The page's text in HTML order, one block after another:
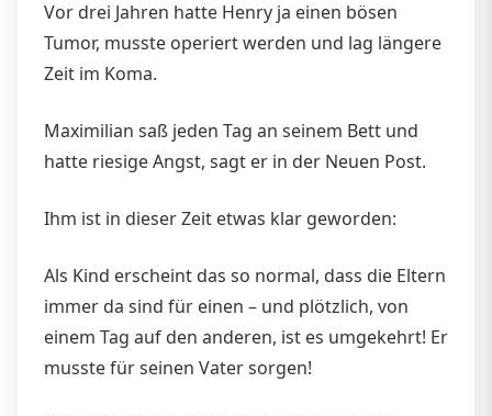
Vor drei Jahren hatte Henry ja einen bösen
Tumor, musste operiert werden und lag längere
Zeit im Koma.
Maximilian saß jeden Tag an seinem Bett und
hatte riesige Angst, sagt er in der Neuen Post.
Ihm ist in dieser Zeit etwas klar geworden:
Als Kind erscheint das so normal, dass die Eltern
immer da sind für einen – und plötzlich, von
einem Tag auf den anderen, ist es umgekehrt! Er
musste für seinen Vater sorgen!